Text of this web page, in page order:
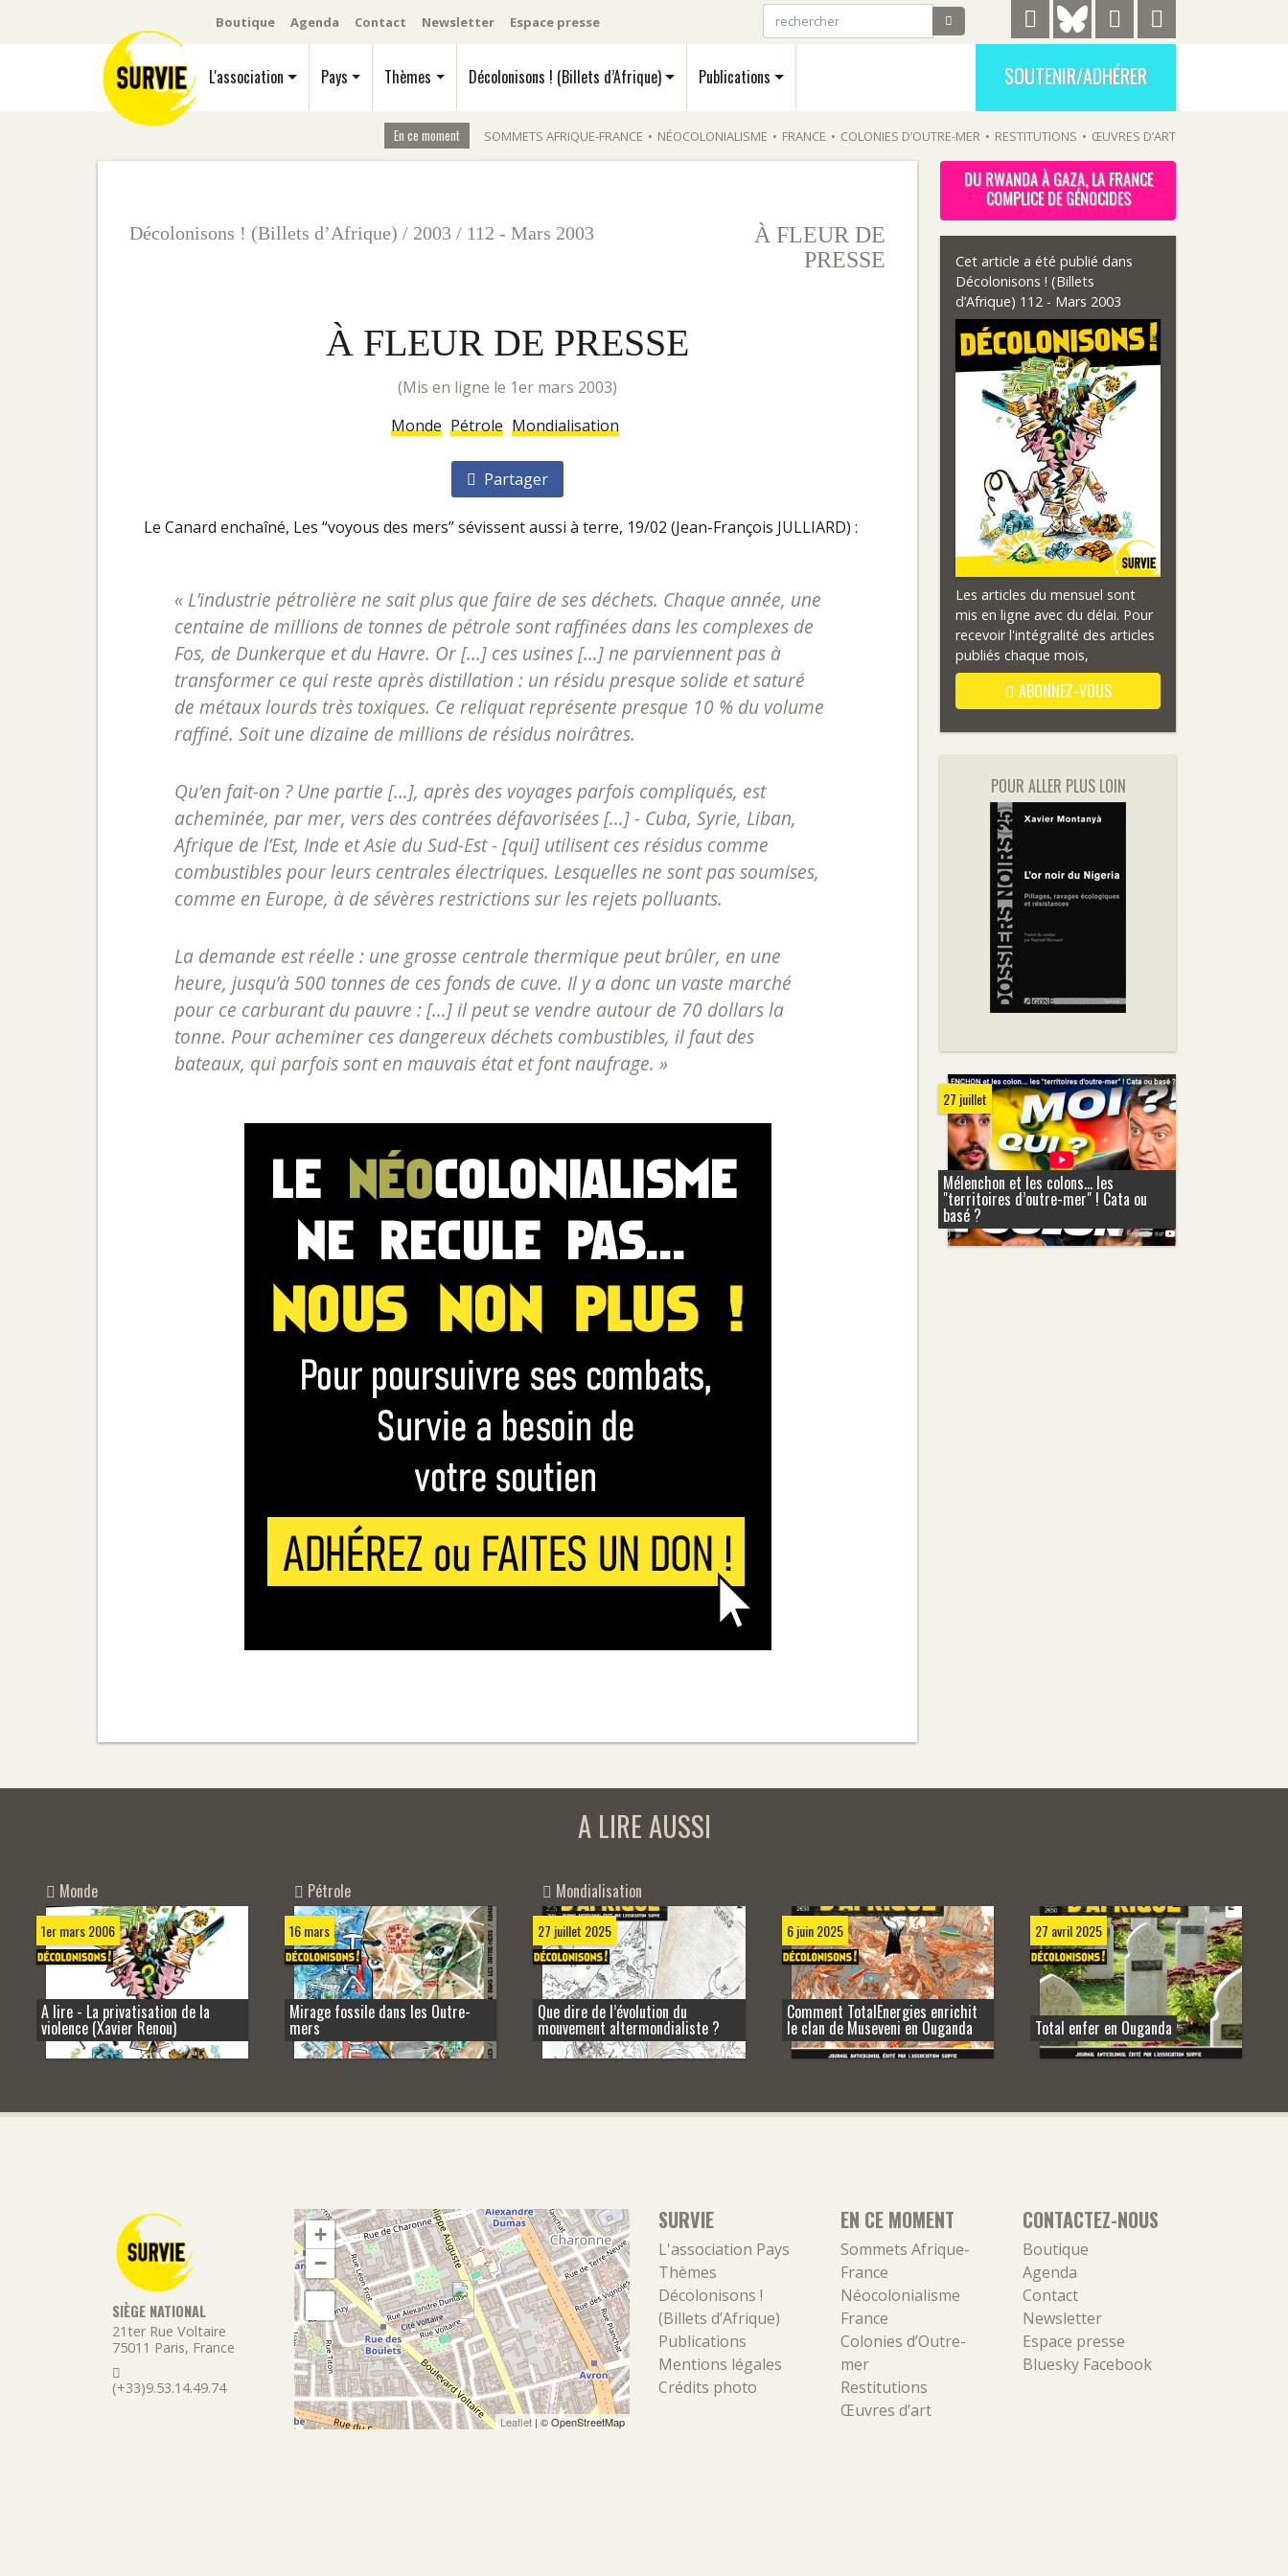
Boutique Agenda Contact Newsletter Espace presse
L'association Pays Thèmes Décolonisons ! (Billets d’Afrique) Publications SOUTENIR/ADHÉRER
En ce moment SOMMETS AFRIQUE-FRANCE • NÉOCOLONIALISME • FRANCE • COLONIES D’OUTRE-MER • RESTITUTIONS • ŒUVRES D’ART
Décolonisons ! (Billets d’Afrique) / 2003 / 112 - Mars 2003
À FLEUR DE
PRESSE
À FLEUR DE PRESSE
(mis en ligne le 1er mars 2003)
Monde Pétrole Mondialisation
Partager
Le Canard enchaîné, Les “voyous des mers” sévissent aussi à terre, 19/02 (Jean-François JULLIARD) :
« L’industrie pétrolière ne sait plus que faire de ses déchets. Chaque année, une
centaine de millions de tonnes de pétrole sont raffinées dans les complexes de
Fos, de Dunkerque et du Havre. Or [...] ces usines [...] ne parviennent pas à
transformer ce qui reste après distillation : un résidu presque solide et saturé
de métaux lourds très toxiques. Ce reliquat représente presque 10 % du volume
raffiné. Soit une dizaine de millions de résidus noirâtres.
Qu’en fait-on ? Une partie [...], après des voyages parfois compliqués, est
acheminée, par mer, vers des contrées défavorisées [...] - Cuba, Syrie, Liban,
Afrique de l’Est, Inde et Asie du Sud-Est - [qui] utilisent ces résidus comme
combustibles pour leurs centrales électriques. Lesquelles ne sont pas soumises,
comme en Europe, à de sévères restrictions sur les rejets polluants.
La demande est réelle : une grosse centrale thermique peut brûler, en une
heure, jusqu’à 500 tonnes de ces fonds de cuve. Il y a donc un vaste marché
pour ce carburant du pauvre : [...] il peut se vendre autour de 70 dollars la
tonne. Pour acheminer ces dangereux déchets combustibles, il faut des
bateaux, qui parfois sont en mauvais état et font naufrage. »
DU RWANDA À GAZA, LA FRANCE
COMPLICE DE GÉNOCIDES
Cet article a été publié dans
Décolonisons ! (Billets
d’Afrique) 112 - Mars 2003
Les articles du mensuel sont
mis en ligne avec du délai. Pour
recevoir l'intégralité des articles
publiés chaque mois,
ABONNEZ-VOUS
POUR ALLER PLUS LOIN
27 juillet
Mélenchon et les colons... les
"territoires d’outre-mer" ! Cata ou
basé ?
A LIRE AUSSI
Monde
1er mars 2006
A lire - La privatisation de la
violence (Xavier Renou)
Pétrole
16 mars
Mirage fossile dans les Outre-
mers
Mondialisation
27 juillet 2025
Que dire de l’évolution du
mouvement altermondialiste ?
6 juin 2025
Comment TotalEnergies enrichit
le clan de Museveni en Ouganda
27 avril 2025
Total enfer en Ouganda
SIÈGE NATIONAL
21ter Rue Voltaire
75011 Paris, France
(+33)9.53.14.49.74
+
−
Leaflet | ©OpenStreetMap
SURVIE
L'association Pays
Thèmes
Décolonisons !
(Billets d’Afrique)
Publications
Mentions légales
Crédits photo
EN CE MOMENT
Sommets Afrique-
France
Néocolonialisme
France
Colonies d’Outre-
mer
Restitutions
Œuvres d’art
CONTACTEZ-NOUS
Boutique
Agenda
Contact
Newsletter
Espace presse
Bluesky Facebook